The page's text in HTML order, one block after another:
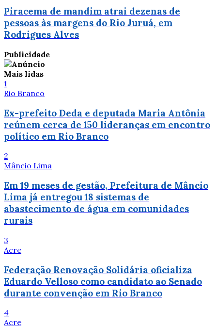
Piracema de mandim atrai dezenas de
pessoas às margens do Rio Juruá, em
Rodrigues Alves
Publicidade
Mais lidas
1
Rio Branco
Ex-prefeito Deda e deputada Maria Antônia
reúnem cerca de 150 lideranças em encontro
político em Rio Branco
2
Mâncio Lima
Em 19 meses de gestão, Prefeitura de Mâncio
Lima já entregou 18 sistemas de
abastecimento de água em comunidades
rurais
3
Acre
Federação Renovação Solidária oficializa
Eduardo Velloso como candidato ao Senado
durante convenção em Rio Branco
4
Acre